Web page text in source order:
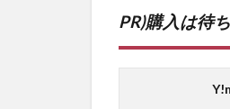
PR)購入は待